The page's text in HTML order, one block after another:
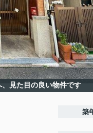
見た目の良い物件です
築